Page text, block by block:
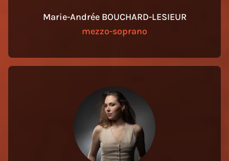
Marie-Andrée BOUCHARD-LESIEUR
mezzo-soprano